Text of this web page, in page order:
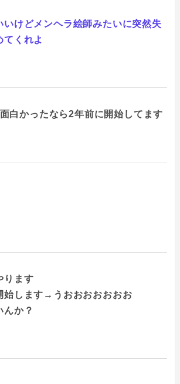
いけどメンヘラ絵師みたいに突然失
てくれよ
白かったなら2年前に開始してます
ります
始します→うおおおおおおお
んか？